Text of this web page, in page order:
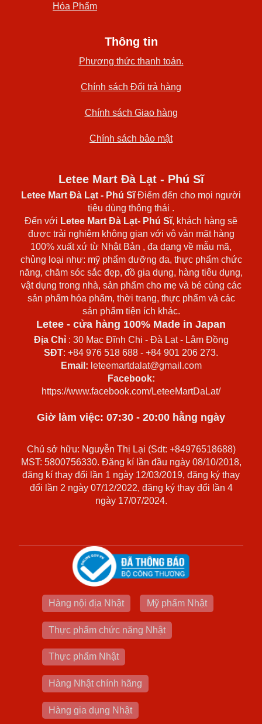
Hóa Phẩm
Thông tin
Phương thức thanh toán.
Chính sách Đổi trả hàng
Chính sách Giao hàng
Chính sách bảo mật
Letee Mart Đà Lạt - Phú Sĩ
Letee Mart Đà Lạt - Phú SĩĐiểm đến cho mọi người
tiêu dùng thông thái .
Đến với Letee Mart Đà Lạt- Phú Sĩ, khách hàng sẽ
được trải nghiệm không gian với vô vàn mặt hàng
100% xuất xứ từ Nhật Bản , đa dạng về mẫu mã,
chủng loại như: mỹ phẩm dưỡng da, thực phẩm chức
năng, chăm sóc sắc đẹp, đồ gia dụng, hàng tiêu dụng,
vật dụng trong nhà, sản phẩm cho mẹ và bé cùng các
sản phẩm hóa phẩm, thời trang, thực phẩm và các
sản phẩm tiện ích khác.
Letee - cửa hàng 100% Made in Japan
Địa Chỉ: 30 Mạc Đĩnh Chi - Đà Lạt - Lâm Đồng
SĐT: +84 976 518 688 - +84 901 206 273.
Email: leteemartdalat@gmail.com
Facebook:
https://www.facebook.com/LeteeMartDaLat/
Giờ làm việc: 07:30 - 20:00 hằng ngày
Chủ sở hữu: Nguyễn Thị Lại (Sdt: +84976518688)
MST: 5800756330. Đăng kí lần đầu ngày 08/10/2018,
đăng kí thay đổi lần 1 ngày 12/03/2019, đăng ký thay
đổi lần 2 ngày 07/12/2022, đăng ký thay đổi lần 4
ngày 17/07/2024.
Hàng nội địa Nhật Mỹ phẩm Nhật
Thực phẩm chức năng Nhật
Thực phẩm Nhật
Hàng Nhật chính hãng
Hàng gia dụng Nhật